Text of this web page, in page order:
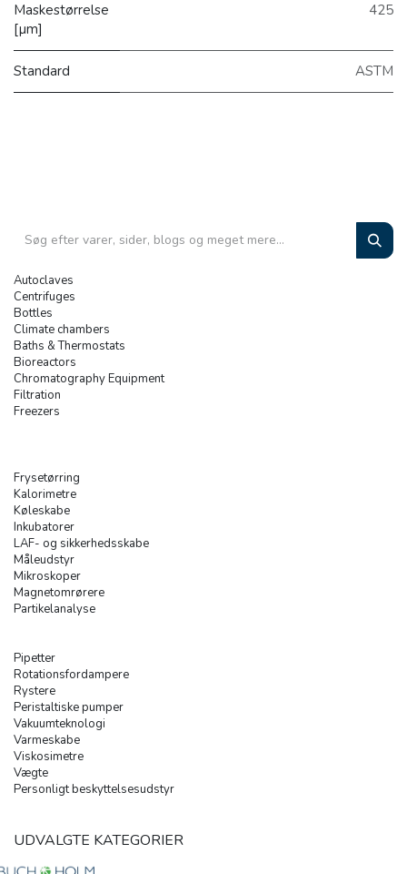
Maskestørrelse
[µm]
425
Standard ASTM
Autoclaves
Centrifuges
Bottles
Climate chambers
Baths & Thermostats
Bioreactors
Chromatography Equipment
Filtration
Freezers
Frysetørring
Kalorimetre
Køleskabe
Inkubatorer
LAF- og sikkerhedsskabe
Måleudstyr
Mikroskoper
Magnetomrørere
Partikelanalyse
Pipetter
Rotationsfordampere
Rystere
Peristaltiske pumper
Vakuumteknologi
Varmeskabe
Viskosimetre
Vægte
Personligt beskyttelsesudstyr
UDVALGTE KATEGORIER